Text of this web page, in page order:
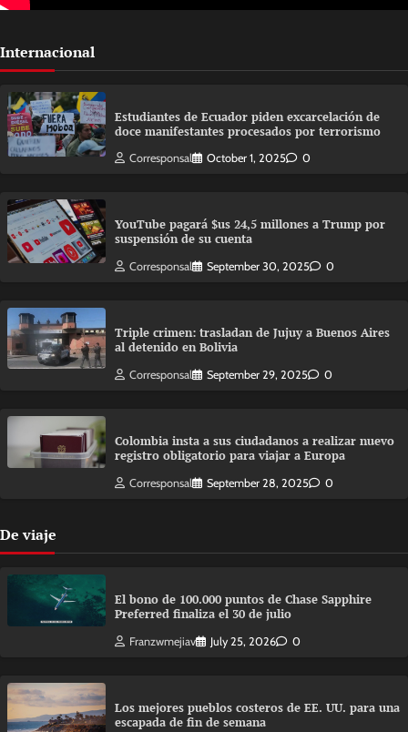
Internacional
Estudiantes de Ecuador piden excarcelación de
doce manifestantes procesados por terrorismo
Corresponsal October 1, 2025 0
YouTube pagará $us 24,5 millones a Trump por
suspensión de su cuenta
Corresponsal September 30, 2025 0
Triple crimen: trasladan de Jujuy a Buenos Aires
al detenido en Bolivia
Corresponsal September 29, 2025 0
Colombia insta a sus ciudadanos a realizar nuevo
registro obligatorio para viajar a Europa
Corresponsal September 28, 2025 0
De viaje
El bono de 100.000 puntos de Chase Sapphire
Preferred finaliza el 30 de julio
Franzwmejiav July 25, 2026 0
Los mejores pueblos costeros de EE. UU. para una
escapada de fin de semana